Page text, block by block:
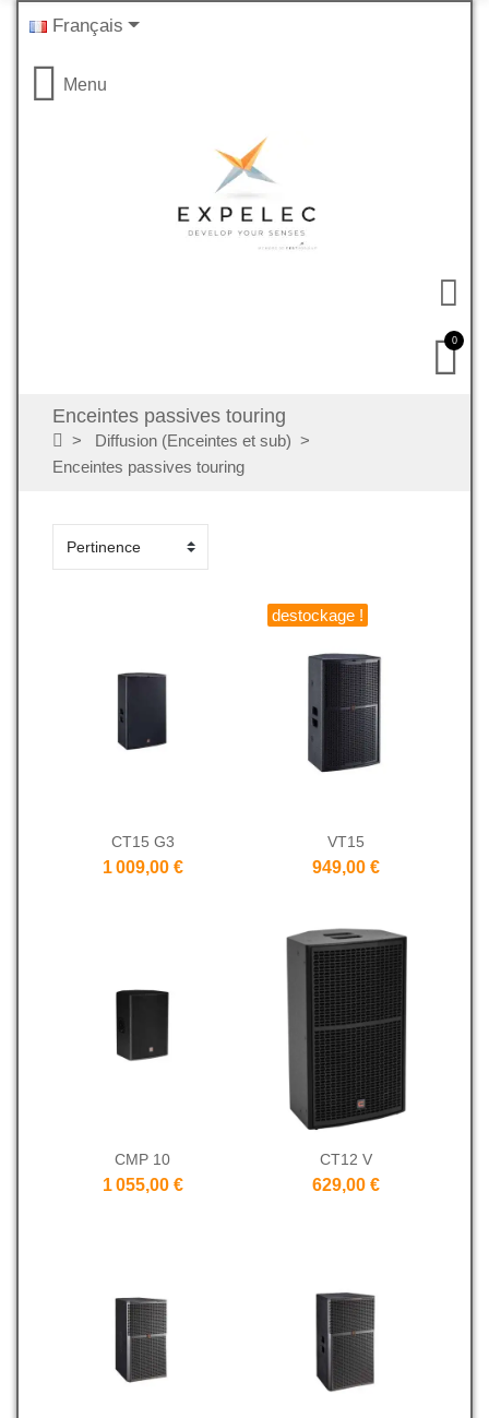
Français
Menu
0
Enceintes passives touring
Diffusion (Enceintes et sub)
Enceintes passives touring
CT15 G3
1 009,00 €
destockage !
VT15
949,00 €
CMP 10
1 055,00 €
CT12 V
629,00 €